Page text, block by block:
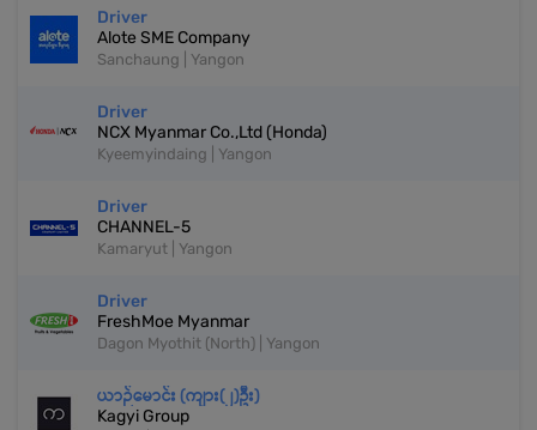
Driver
Alote SME Company
Sanchaung | Yangon
Driver
NCX Myanmar Co.,Ltd (Honda)
Kyeemyindaing | Yangon
Driver
CHANNEL-5
Kamaryut | Yangon
Driver
FreshMoe Myanmar
Dagon Myothit (North) | Yangon
ယာဉ်မောင်း (ကျား(၂)ဦး)
Kagyi Group